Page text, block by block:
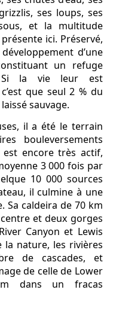
ses loups, ses
et la multitude
ici. Préservé,
d’une
un refuge
Si la vie leur est
que seul 2 % du
sauvage.
il a été le terrain
bouleversements
est encore très actif,
3 000 fois par
10 000 sources
il culmine à une
Sa caldeira de 70 km
et deux gorges
Canyon et Lewis
la nature, les rivières
de cascades, et
de celle de Lower
dans un fracas